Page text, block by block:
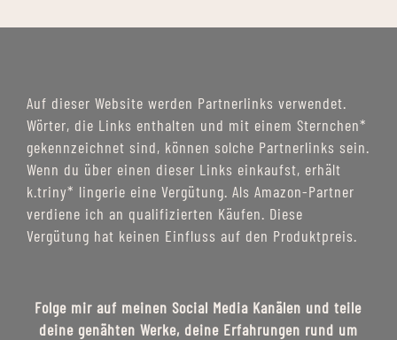
Auf dieser Website werden Partnerlinks verwendet.
Wörter, die Links enthalten und mit einem Sternchen*
gekennzeichnet sind, können solche Partnerlinks sein.
Wenn du über einen dieser Links einkaufst, erhält
k.triny* lingerie eine Vergütung. Als Amazon-Partner
verdiene ich an qualifizierten Käufen. Diese
Vergütung hat keinen Einfluss auf den Produktpreis.
Folge mir auf meinen Social Media Kanälen und teile
deine genähten Werke, deine Erfahrungen rund um